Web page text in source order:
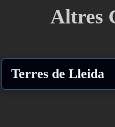
Altres
Terres de Lleida